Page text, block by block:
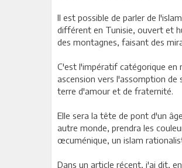
Il est possible de parler de
différent en Tunisie, ouvert et
des montagnes, faisant des
C'est l'impératif catégorique en
ascension vers l'assomption
terre d'amour et de fraternité.
Elle sera la tête de pont d'un
autre monde, prendra les
œcuménique, un islam
Dans un article récent, j'ai dit,